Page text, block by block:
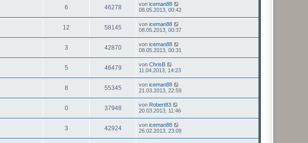
6 46278 von iceman88
08.05.2013, 00:42
12 58145 von iceman88
08.05.2013, 00:37
3 42870 von iceman88
08.05.2013, 00:31
5 46479 von ChrisB
11.04.2013, 14:23
8 55345 von iceman88
21.03.2013, 22:59
0 37948 von Robert83
20.03.2013, 11:46
3 42924 von iceman88
26.02.2013, 23:09